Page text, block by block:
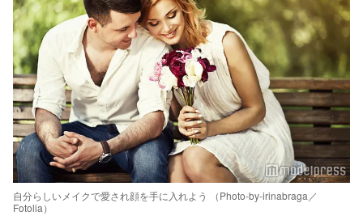
自分らしいメイクで愛され顔を手に入れよう （Photo-by-irinabraga／
Fotolia）